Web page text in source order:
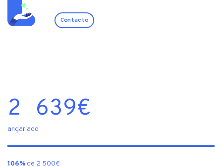
Contacto
2 639€
angariado
106% de 2 500€